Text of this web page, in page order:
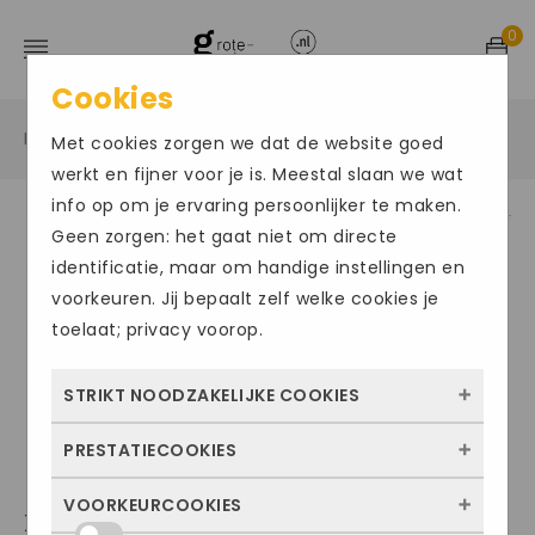
0
Home / Grote maten damesschoenen / Sneakers
XSENSIBLE MILAU
Cookies
Met cookies zorgen we dat de website goed
werkt en fijner voor je is. Meestal slaan we wat
info op om je ervaring persoonlijker te maken.
Geen zorgen: het gaat niet om directe
identificatie, maar om handige instellingen en
voorkeuren. Jij bepaalt zelf welke cookies je
toelaat; privacy voorop.
STRIKT NOODZAKELIJKE COOKIES
Deze cookies zorgen ervoor dat de website
kunnen niet worden uitgezet. Meestal
PRESTATIECOOKIES
Met deze cookies zien we hoe vaak onze
VOORKEURCOOKIES